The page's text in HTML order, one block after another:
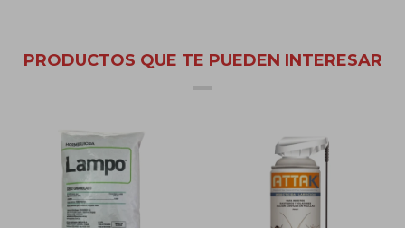
PRODUCTOS QUE TE PUEDEN INTERESAR